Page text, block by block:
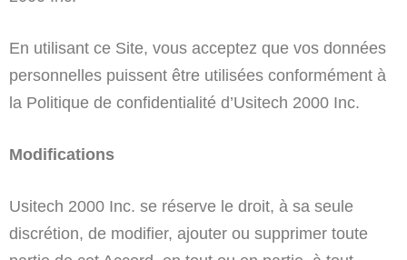
En utilisant ce Site, vous acceptez que vos données
personnelles puissent être utilisées conformément à
la Politique de confidentialité d’Usitech 2000 Inc.
Modifications
Usitech 2000 Inc. se réserve le droit, à sa seule
discrétion, de modifier, ajouter ou supprimer toute